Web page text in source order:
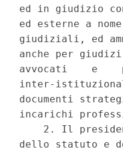
ed in giudizio
ed esterne a
giudiziali, ed
anche per
avvocati    e
inter-
documenti
incarichi
2. Il
dello statuto e